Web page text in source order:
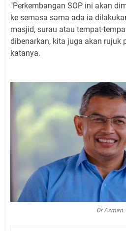
"Perkembangan SOP ini akan
ke semasa sama ada ia
masjid, surau atau tempat-
dibenarkan, kita juga akan rujuk
katanya.
Dr Azman.